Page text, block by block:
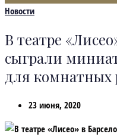
Новости
В театре
сыграли
для комнатных
23 июня, 2020